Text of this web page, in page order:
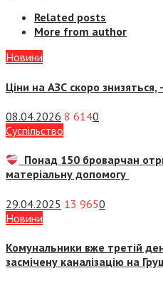
Related posts
More from author
Новини
Ціни на АЗС скоро знизяться,
08.04.2026 8 6140
Суспiльство
Понад 150 броварчан
матеріальну допомогу
29.04.2025 13 9650
Новини
Комунальники вже третій
засмічену каналізацію на